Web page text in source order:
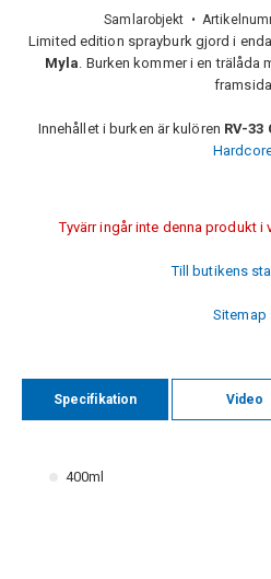
Samlarobjekt •
Limited edition sprayburk gjord i
Myla. Burken kommer i en
Innehållet i burken är kulören RV-33
Tyvärr ingår inte denna produkt
Till butikens
Sitemap
Specifikation Video
400ml